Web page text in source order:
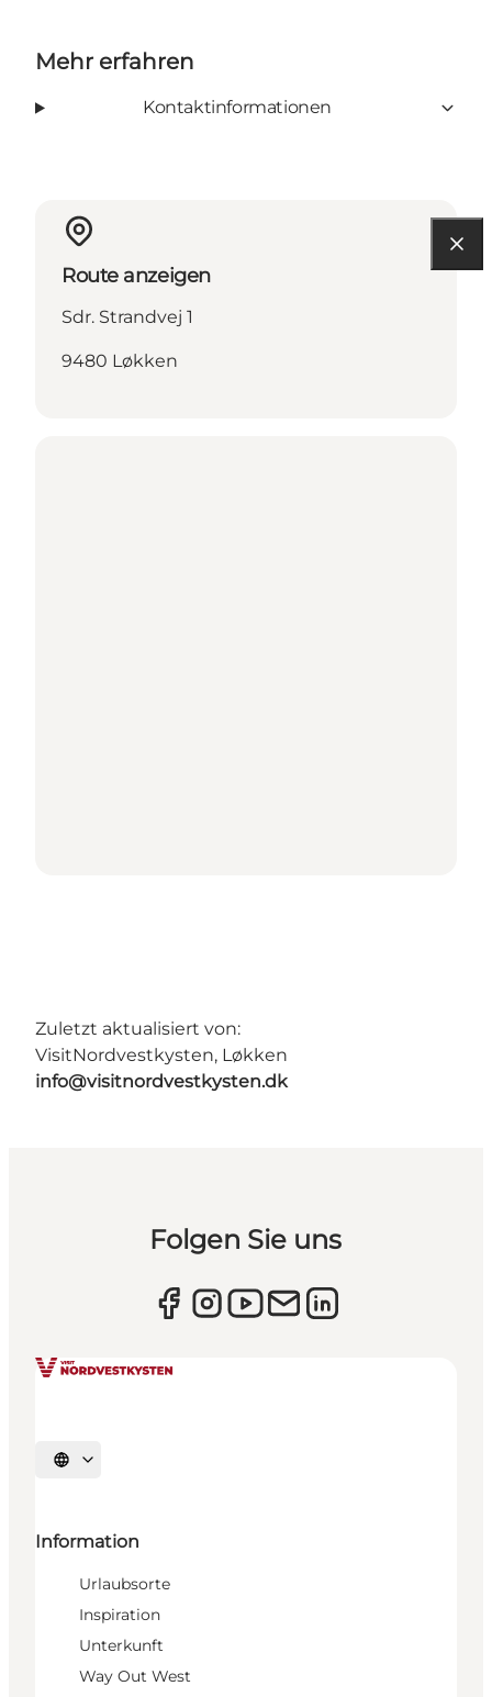
Mehr erfahren
Kontaktinformationen
Route anzeigen
Sdr. Strandvej 1
9480 Løkken
Zuletzt aktualisiert von:
VisitNordvestkysten, Løkken
info@visitnordvestkysten.dk
Folgen Sie uns
Sprache auswählen
Information
Urlaubsorte
Inspiration
Unterkunft
Way Out West